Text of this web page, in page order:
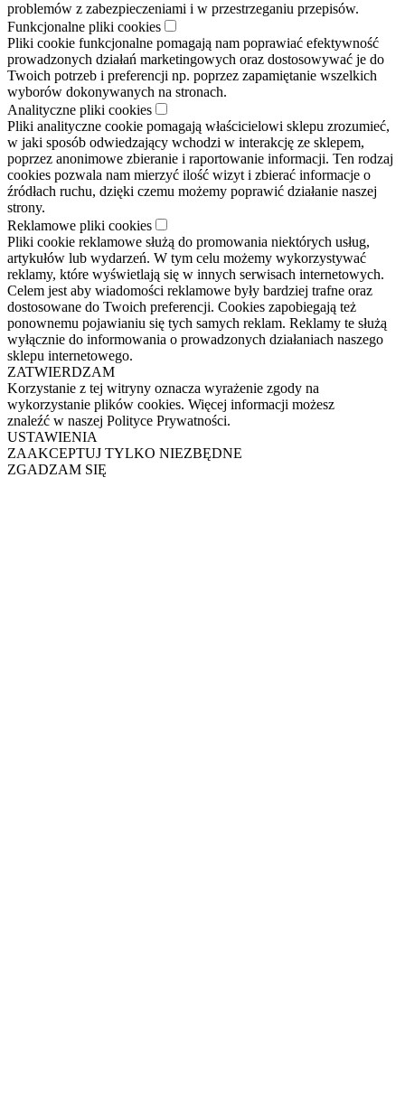
problemów z zabezpieczeniami i w przestrzeganiu przepisów.
Funkcjonalne pliki cookies
Pliki cookie funkcjonalne pomagają nam poprawiać efektywność
prowadzonych działań marketingowych oraz dostosowywać je do
Twoich potrzeb i preferencji np. poprzez zapamiętanie wszelkich
wyborów dokonywanych na stronach.
Analityczne pliki cookies
Pliki analityczne cookie pomagają właścicielowi sklepu zrozumieć,
w jaki sposób odwiedzający wchodzi w interakcję ze sklepem,
poprzez anonimowe zbieranie i raportowanie informacji. Ten rodzaj
cookies pozwala nam mierzyć ilość wizyt i zbierać informacje o
źródłach ruchu, dzięki czemu możemy poprawić działanie naszej
strony.
Reklamowe pliki cookies
Pliki cookie reklamowe służą do promowania niektórych usług,
artykułów lub wydarzeń. W tym celu możemy wykorzystywać
reklamy, które wyświetlają się w innych serwisach internetowych.
Celem jest aby wiadomości reklamowe były bardziej trafne oraz
dostosowane do Twoich preferencji. Cookies zapobiegają też
ponownemu pojawianiu się tych samych reklam. Reklamy te służą
wyłącznie do informowania o prowadzonych działaniach naszego
sklepu internetowego.
ZATWIERDZAM
Korzystanie z tej witryny oznacza wyrażenie zgody na
wykorzystanie plików cookies. Więcej informacji możesz
znaleźć w naszej Polityce Prywatności.
USTAWIENIA
ZAAKCEPTUJ TYLKO NIEZBĘDNE
ZGADZAM SIĘ